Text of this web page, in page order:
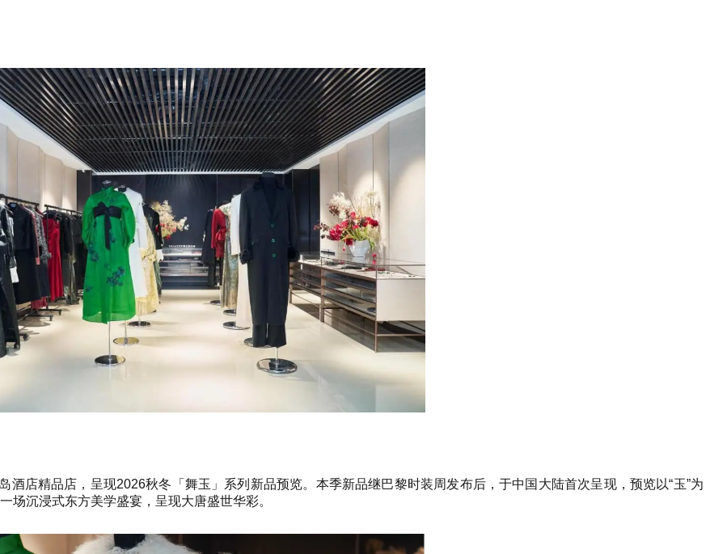
店精品店，呈现2026秋冬「舞玉」系列新品预览。本季新品继巴黎时装周发布后，于中国大陆首次呈现，预览以“玉”为
场沉浸式东方美学盛宴，呈现大唐盛世华彩。